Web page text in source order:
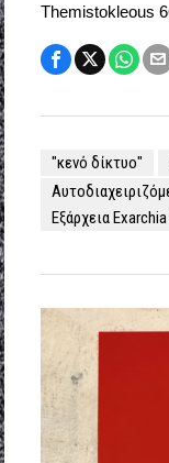
Themistokleous
"κενό δίκτυο"
Εξάρχεια